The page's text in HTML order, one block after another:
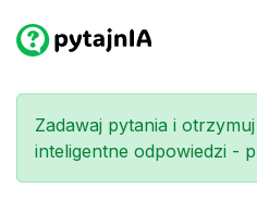
Zadawaj pytania i
inteligentne odpowiedzi -